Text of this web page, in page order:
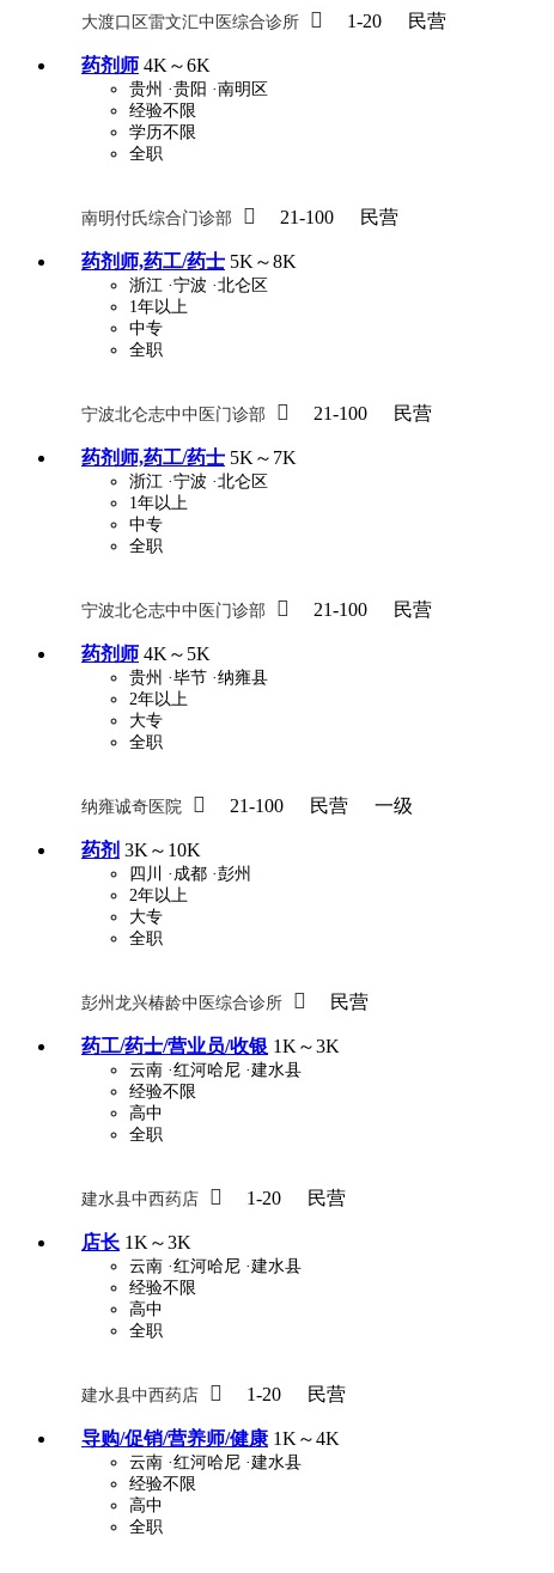
大渡口区雷文汇中医综合诊所  1-20
民营
药剂师 4K～6K
贵州 ·贵阳 ·南明区
经验不限
学历不限
全职
南明付氏综合门诊部  21-100
民营
药剂师,药工/药士 5K～8K
浙江 ·宁波 ·北仑区
1年以上
中专
全职
宁波北仑志中中医门诊部  21-100
民营
药剂师,药工/药士 5K～7K
浙江 ·宁波 ·北仑区
1年以上
中专
全职
宁波北仑志中中医门诊部  21-100
民营
药剂师 4K～5K
贵州 ·毕节 ·纳雍县
2年以上
大专
全职
纳雍诚奇医院  21-100 民营
一级
药剂 3K～10K
四川 ·成都 ·彭州
2年以上
大专
全职
彭州龙兴椿龄中医综合诊所 
民营
药工/药士/营业员/收银 1K～3K
云南 ·红河哈尼 ·建水县
经验不限
高中
全职
建水县中西药店  1-20
民营
店长 1K～3K
云南 ·红河哈尼 ·建水县
经验不限
高中
全职
建水县中西药店  1-20
民营
导购/促销/营养师/健康 1K～4K
云南 ·红河哈尼 ·建水县
经验不限
高中
全职